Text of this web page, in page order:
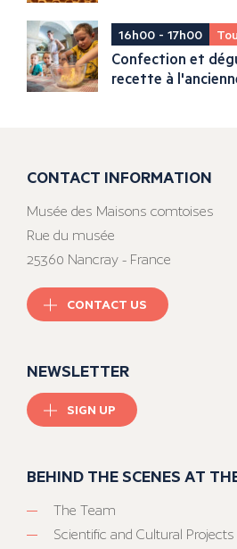
16h00 - 17h00
Confection et
recette à
CONTACT INFORMATION
Musée des Maisons comtoises
Rue du musée
25360 Nancray - France
CONTACT US
NEWSLETTER
SIGN UP
BEHIND THE SCENES AT
The Team
Scientific and Cultural Projects